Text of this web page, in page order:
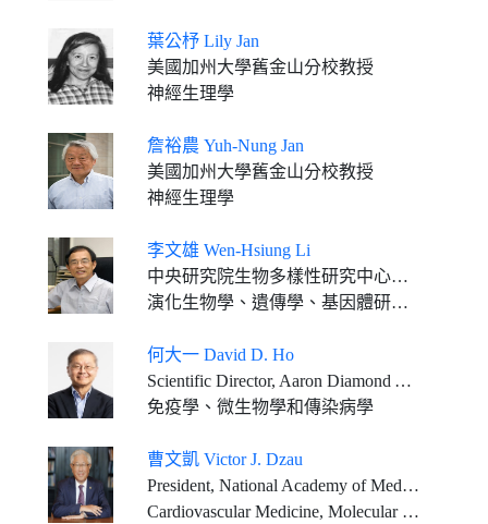
葉公杼 Lily Jan
美國加州大學舊金山分校教授
神經生理學
詹裕農 Yuh-Nung Jan
美國加州大學舊金山分校教授
神經生理學
李文雄 Wen-Hsiung Li
中央研究院生物多樣性研究中心特聘研究員
演化生物學、遺傳學、基因體研究、生物資訊
何大一 David D. Ho
Scientific Director, Aaron Diamond AIDS Research Center Clyde and Helen Wu Professor of Medicine, Columbia University Vagelos College of Physicians and Surgeons
免疫學、微生物學和傳染病學
曹文凱 Victor J. Dzau
President, National Academy of Medicine, USA Vice-Chair, National Research Council, USA
Cardiovascular Medicine, Molecular Medicine